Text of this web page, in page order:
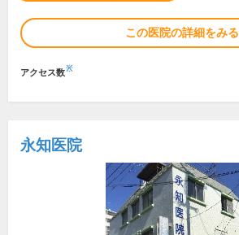
この医院の詳細をみる
アクセス数※
永知医院